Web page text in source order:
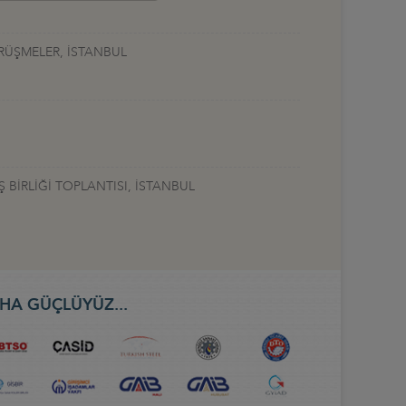
İSTANBUL
BİRLİĞİ TOPLANTISI, İSTANBUL
GÜÇLÜYÜZ...